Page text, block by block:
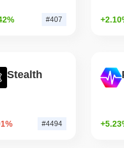
de 2021 Ainda Está
#407
Stealth
#4494